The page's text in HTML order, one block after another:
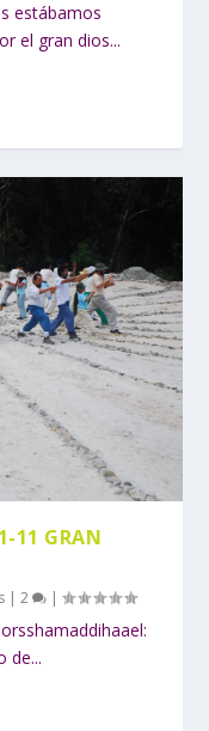
estábamos
el gran dios...
11 GRAN
|2 |
de...